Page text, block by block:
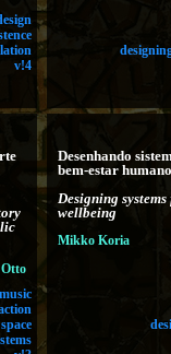
v!4
music
Desenhando
bem-estar humano
Designing
wellbeing
Mikko Koria